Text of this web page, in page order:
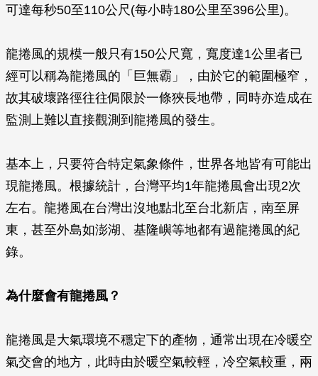
可達每秒50至110公尺(每小時180公里至396公里)。
龍捲風的規模一般只有150公尺寬，寬度達1公里者已
經可以稱為龍捲風的「巨無霸」，由於它的範圍極窄，
故其破壞路徑往往侷限於一條狹長地帶，同時亦造成在
監測上難以直接觀測到龍捲風的發生。
基本上，只要符合特定氣象條件，世界各地皆有可能出
現龍捲風。根據統計，台灣平均1年龍捲風會出現2次
左右。龍捲風在台灣出沒地點北至台北新店，南至屏
東，甚至外島如澎湖、基隆嶼等地都有過龍捲風的紀
錄。
為什麼會有龍捲風？
龍捲風是大氣環境不穩定下的產物，通常出現在冷暖空
氣交會的地方，此時由於暖空氣較輕，冷空氣較重，兩